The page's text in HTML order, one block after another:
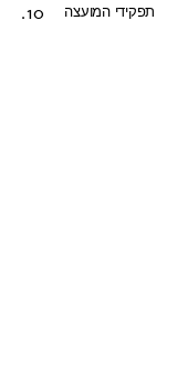
10. תפקידי המועצה